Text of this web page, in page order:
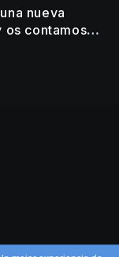
nueva
os contamos